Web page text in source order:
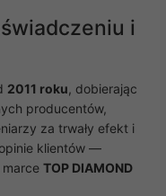
i
2011 roku, dobierając
producentów,
za trwały efekt i
klientów —
TOP DIAMOND